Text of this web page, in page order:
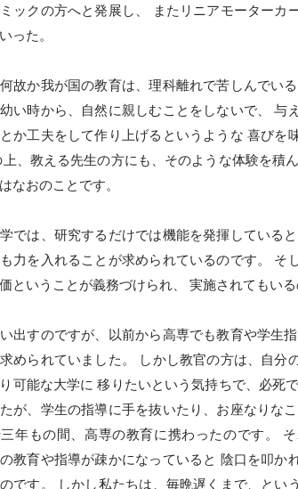
ックの方へと発展し、 またリニアモーターカ
った。
故か我が国の教育は、理科離れで苦しんでい
い時から、自然に親しむことをしないで、 与
か工夫をして作り上げるというような 喜びを
、教える先生の方にも、そのような体験を積
なおのことです。
では、研究するだけでは機能を発揮している
力を入れることが求められているのです。 そ
ということが義務づけられ、 実施されてもいる
出すのですが、以前から高専でも教育や学生
められていました。 しかし教官の方は、自分
可能な大学に 移りたいという気持ちで、必死
が、学生の指導に手を抜いたり、お座なりな
年もの間、高専の教育に携わったのです。
教育や指導が疎かになっていると 陰口を叩か
です。 しかし私たちは、毎晩遅くまで、とい